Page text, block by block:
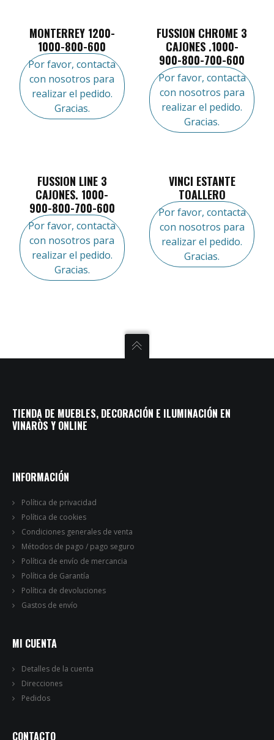
MONTERREY 1200-
1000-800-600
Por favor, contacta
con nosotros para
realizar el pedido.
Gracias.
FUSSION CHROME 3
CAJONES .1000-
900-800-700-600
Por favor, contacta
con nosotros para
realizar el pedido.
Gracias.
FUSSION LINE 3
CAJONES. 1000-
900-800-700-600
Por favor, contacta
con nosotros para
realizar el pedido.
Gracias.
VINCI ESTANTE
TOALLERO
Por favor, contacta
con nosotros para
realizar el pedido.
Gracias.
TIENDA DE MUEBLES, DECORACIÓN E ILUMINACIÓN EN
VINARÒS Y ONLINE
INFORMACIÓN
Política de privacidad
Política de cookies
Condiciones generales de venta
Métodos de pago / pago seguro
Política de envío de mercancia
Política de Garantía
Política de devoluciones
Gastos de envío
MI CUENTA
Detalles de la cuenta
Direcciones
Pedidos
CONTACTO